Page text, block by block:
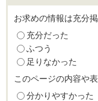
お求めの情報は充分
充分だった
ふつう
足りなかった
このページの内容や
分かりやすかった